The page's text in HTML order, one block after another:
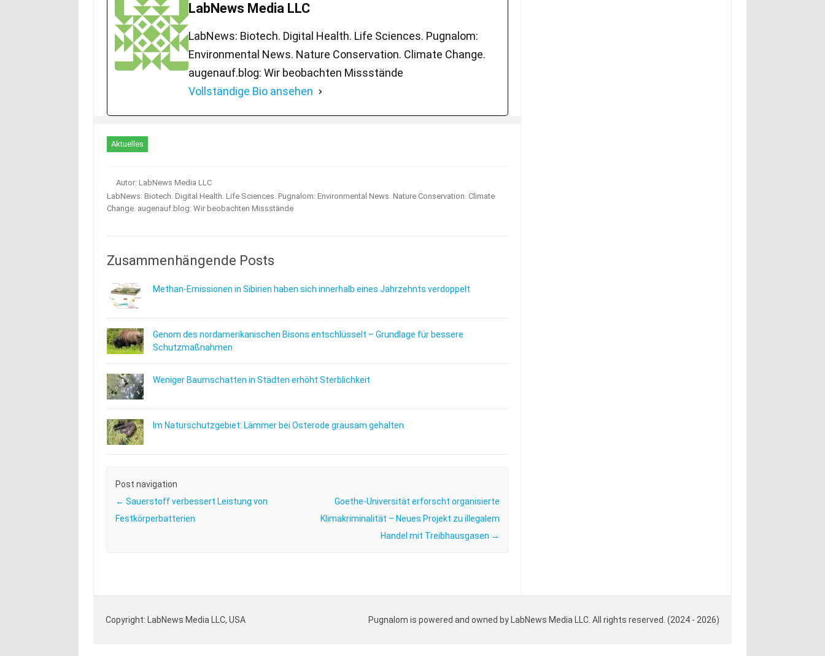
LabNews Media LLC
LabNews: Biotech. Digital Health. Life Sciences. Pugnalom:
Environmental News. Nature Conservation. Climate Change.
augenauf.blog: Wir beobachten Missstände
Vollständige Bio ansehen
Aktuelles
Autor: LabNews Media LLC
LabNews: Biotech. Digital Health. Life Sciences. Pugnalom: Environmental News. Nature Conservation. Climate
Change. augenauf.blog: Wir beobachten Missstände
Zusammenhängende Posts
Methan-Emissionen in Sibirien haben sich innerhalb eines Jahrzehnts verdoppelt
Genom des nordamerikanischen Bisons entschlüsselt – Grundlage für bessere
Schutzmaßnahmen
Weniger Baumschatten in Städten erhöht Sterblichkeit
Im Naturschutzgebiet: Lämmer bei Osterode grausam gehalten
Post navigation
← Sauerstoff verbessert Leistung von
Festkörperbatterien
Goethe-Universität erforscht organisierte
Klimakriminalität – Neues Projekt zu illegalem
Handel mit Treibhausgasen →
Copyright: LabNews Media LLC, USA Pugnalom is powered and owned by LabNews Media LLC. All rights reserved. (2024 - 2026)